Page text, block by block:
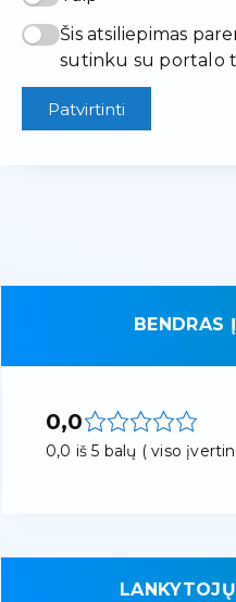
Šis atsiliepimas
sutinku su portalo
Patvirtinti
BENDRAS
0,0
0,0 iš 5 balų ( viso